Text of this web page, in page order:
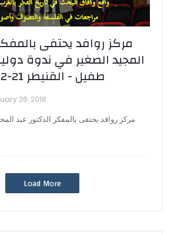
مركز روافد يحتفى
المجيد الصغير في ندوة
طفيل - القنيطر 21-22 فبراير 2018
26, 2018
مركز روافد يحتفى بالمفكر الدكتور عبد
Load More